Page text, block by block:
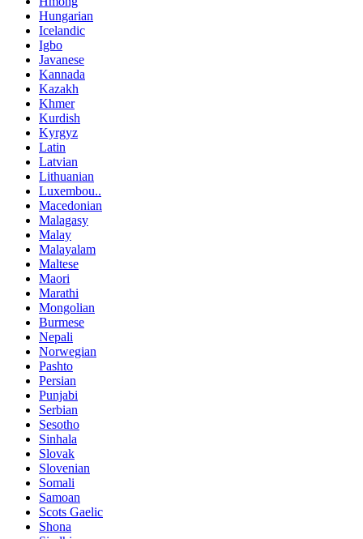
Hungarian
Icelandic
Igbo
Javanese
Kannada
Kazakh
Khmer
Kurdish
Kyrgyz
Latin
Latvian
Lithuanian
Luxembou..
Macedonian
Malagasy
Malay
Malayalam
Maltese
Maori
Marathi
Mongolian
Burmese
Nepali
Norwegian
Pashto
Persian
Punjabi
Serbian
Sesotho
Sinhala
Slovak
Slovenian
Somali
Samoan
Scots Gaelic
Shona